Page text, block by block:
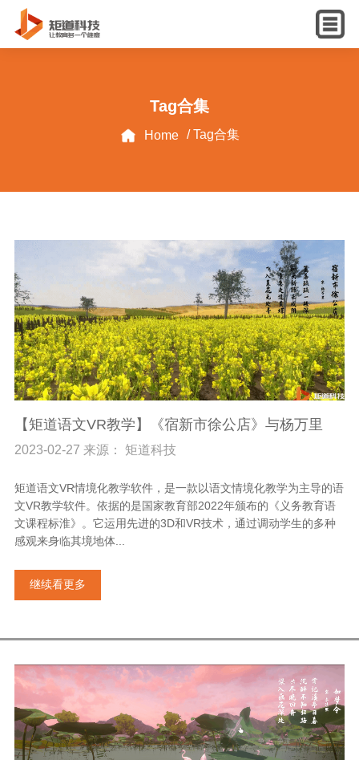
English
Tag合集
Home / Tag合集
【矩道语文VR教学】《宿新市徐公店》与杨万里
2023-02-27 来源： 矩道科技
矩道语文VR情境化教学软件，是一款以语文情境化教学为主导的语
文VR教学软件。依据的是国家教育部2022年颁布的《义务教育语
文课程标淮》。它运用先进的3D和VR技术，通过调动学生的多种
感观来身临其境地体...
继续看更多